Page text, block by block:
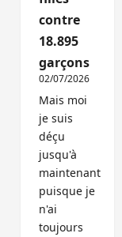
contre
18.895
garçons
02/07/2026
Mais moi
je suis
déçu
jusqu'à
maintenant
puisque je
n'ai
toujours